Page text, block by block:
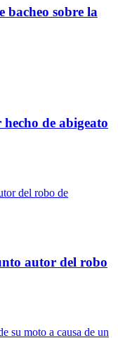
bacheo sobre la
de abigeato
autor del robo